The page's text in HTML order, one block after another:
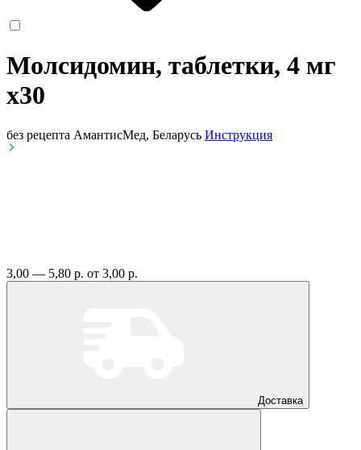
Молсидомин, таблетки, 4 мг
x30
без рецепта АмантисМед, Беларусь Инструкция
3,00 — 5,80 р. от 3,00 р.
Доставка